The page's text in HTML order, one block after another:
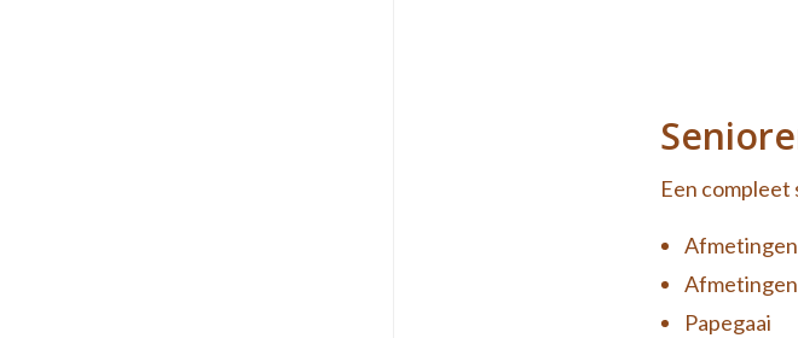
Een
Afmetingen
Afmetingen
Papegaai